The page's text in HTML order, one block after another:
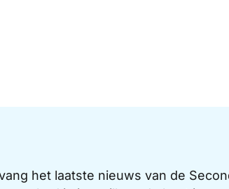
het laatste nieuws van de